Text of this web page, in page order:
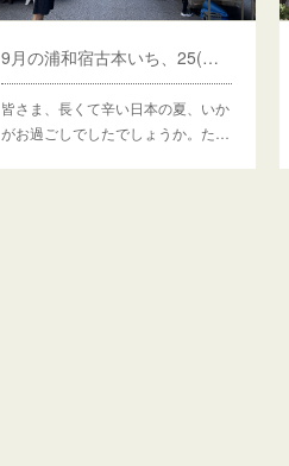
9月の浦和宿古本いち、25(木)～開催予定
皆さま、長くて辛い日本の夏、いか
がお過ごしでしたでしょうか。た…